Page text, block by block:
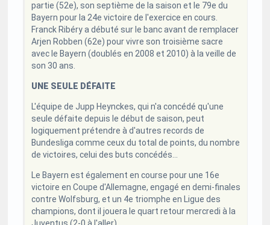
partie (52e), son septième de la saison et le 79e du
Bayern pour la 24e victoire de l'exercice en cours.
Franck Ribéry a débuté sur le banc avant de remplacer
Arjen Robben (62e) pour vivre son troisième sacre
avec le Bayern (doublés en 2008 et 2010) à la veille de
son 30 ans.
UNE SEULE DÉFAITE
L'équipe de Jupp Heynckes, qui n'a concédé qu'une
seule défaite depuis le début de saison, peut
logiquement prétendre à d'autres records de
Bundesliga comme ceux du total de points, du nombre
de victoires, celui des buts concédés...
Le Bayern est également en course pour une 16e
victoire en Coupe d'Allemagne, engagé en demi-finales
contre Wolfsburg, et un 4e triomphe en Ligue des
champions, dont il jouera le quart retour mercredi à la